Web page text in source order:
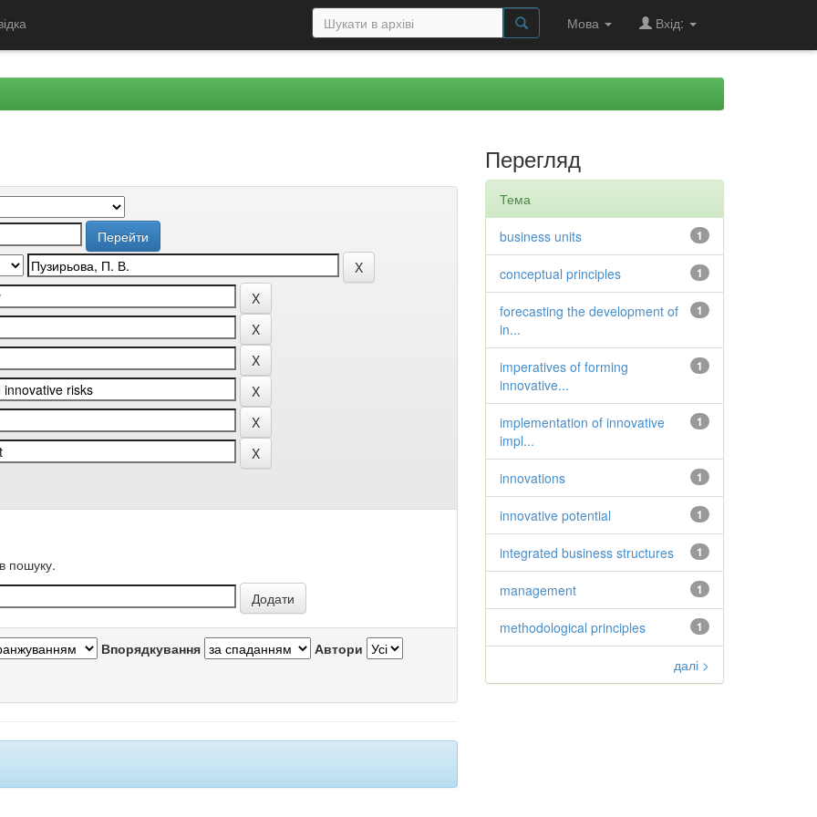
Мова Вхід:
пошуку.
Впорядкування Автори
Перегляд
Тема
1
business units
1
conceptual principles
1
forecasting the development of
in...
1
imperatives of forming
innovative...
1
implementation of innovative
impl...
1
innovations
1
innovative potential
1
integrated business structures
1
management
1
methodological principles
далі >